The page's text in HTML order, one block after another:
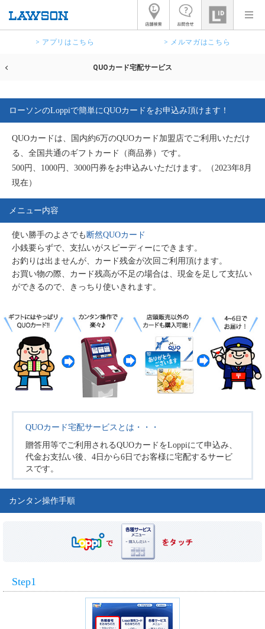
> アプリはこちら > メルマガはこちら
QUOカード宅配サービス
ローソンのLoppiで簡単にQUOカードをお申込み頂けます！
QUOカードは、国内約6万のQUOカード加盟店でご利用いただけ
る、全国共通のギフトカード（商品券）です。
500円、1000円、3000円券をお申込みいただけます。（2023年8月
現在）
メニュー内容
使い勝手のよさでも 断然QUOカード
小銭要らずで、支払いがスピーディーにできます。
お釣りは出ませんが、カード残金が次回ご利用頂けます。
お買い物の際、カード残高が不足の場合は、現金を足して支払い
ができるので、きっちり使いきれます。
QUOカード宅配サービスとは・・・
贈答用等でご利用されるQUOカードをLoppiにて申込み、
代金お支払い後、4日から6日でお客様に宅配するサービ
スです。
カンタン操作手順
Step1